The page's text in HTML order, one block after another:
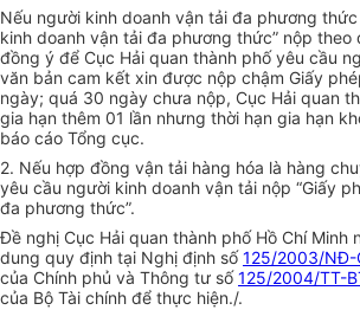
Nếu người kinh doanh vận tải đa phương
kinh doanh vận tải đa phương thức” nộp theo
đồng ý để Cục Hải quan thành phố yêu cầu
văn bản cam kết xin được nộp chậm Giấy
ngày; quá 30 ngày chưa nộp, Cục Hải quan
gia hạn thêm 01 lần nhưng thời hạn gia hạn
báo cáo Tổng cục.
2. Nếu hợp đồng vận tải hàng hóa là hàng
yêu cầu người kinh doanh vận tải nộp “Giấy
đa phương thức”.
Đề nghị Cục Hải quan thành phố Hồ Chí Minh
dung quy định tại Nghị định số125/2003/NĐ-
của Chính phủ và Thông tư số125/2004/TT-
của Bộ Tài chính để thực hiện./.